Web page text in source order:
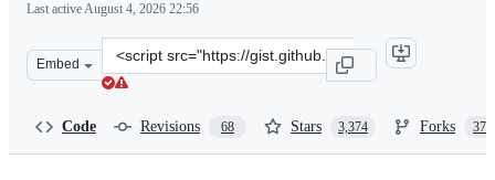
Last activeAugust 4, 2026 22:56
Embed
Clone
this
Code Revisions 68 Stars 3,374 Forks 376